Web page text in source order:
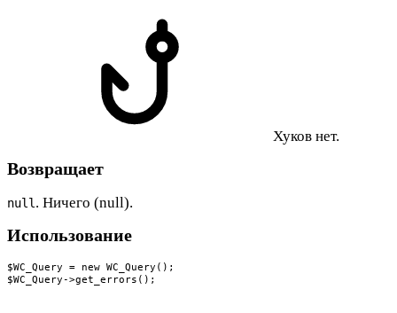
Хуков нет.
Возвращает
null . Ничего (null).
Использование
$WC_Query = new WC_Query();
$WC_Query->get_errors();